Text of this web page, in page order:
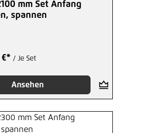
mm Set Anfang
spannen
€* / Je Set
Ansehen